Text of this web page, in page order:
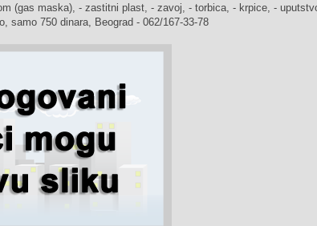
(gas maska), - zastitni plast, - zavoj, - torbica, - krpice, -
samo 750 dinara, Beograd - 062/167-33-78